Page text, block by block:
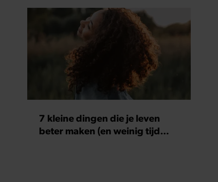
7 kleine dingen die je leven
beter maken (en weinig tijd